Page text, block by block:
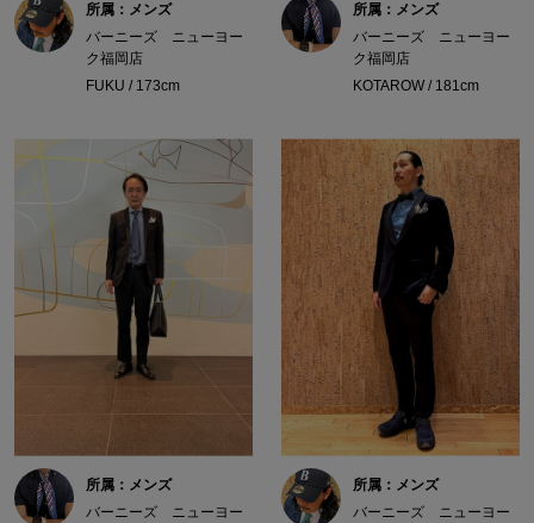
所属：メンズ
バーニーズ ニューヨー
ク福岡店
FUKU / 173cm
所属：メンズ
バーニーズ ニューヨー
ク福岡店
KOTAROW / 181cm
所属：メンズ
バーニーズ ニューヨー
所属：メンズ
バーニーズ ニューヨー